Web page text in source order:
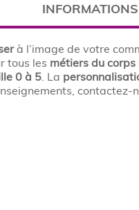
à l’image de votre
tous les métiers du corps
0 à 5. La
contactez-